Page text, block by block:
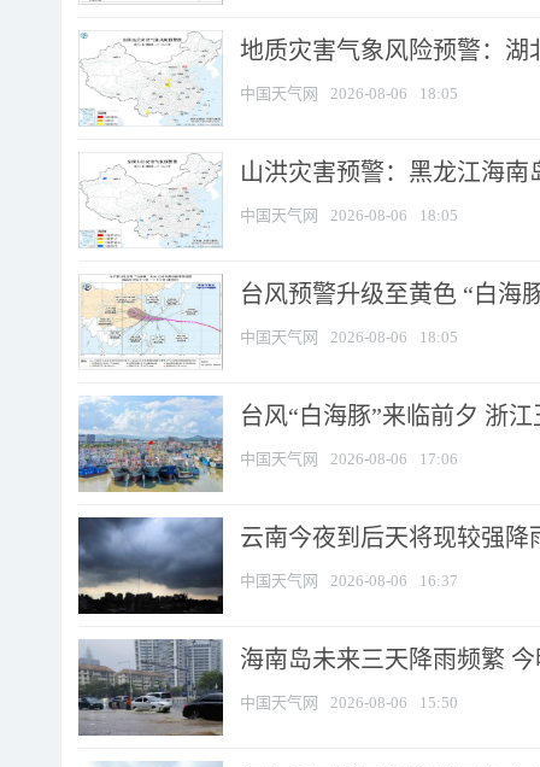
地质灾害气象风险预警：湖
中国天气网 2026-08-06 18:05
山洪灾害预警：黑龙江海
中国天气网 2026-08-06 18:05
台风预警升级至黄色 “白海
中国天气网 2026-08-06 18:05
台风“白海豚”来临前夕 浙
中国天气网 2026-08-06 17:06
云南今夜到后天将现较强降
中国天气网 2026-08-06 16:37
海南岛未来三天降雨频繁
中国天气网 2026-08-06 15:50